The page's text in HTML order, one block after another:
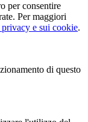
per consentire
Per maggiori
e sui cookie.
di questo